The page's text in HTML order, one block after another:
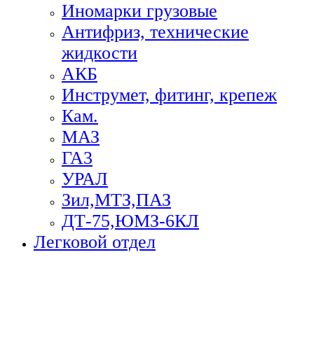
Иномарки грузовые
Антифриз, технические
жидкости
АКБ
Инструмет, фитинг, крепеж
Кам.
МАЗ
ГА3
УРАЛ
Зил,МТЗ,ПАЗ
ДТ-75,ЮМЗ-6КЛ
Легковой отдел